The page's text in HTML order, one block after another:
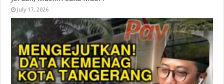
July 17, 2026